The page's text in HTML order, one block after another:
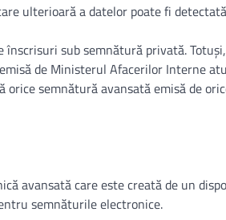
ulterioară a datelor poate fi
sub semnătură privată.
de Ministerul Afacerilor Interne
semnătură avansată emisă de
avansată care este creată de un
semnăturile electronice.